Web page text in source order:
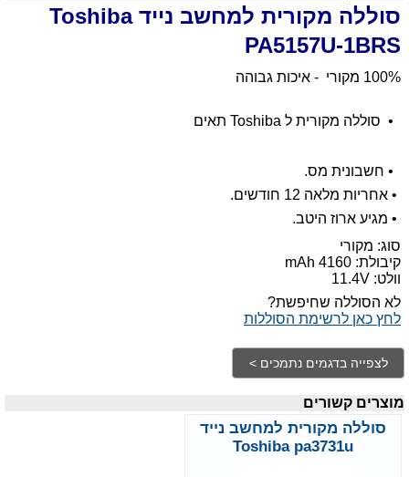
סוללה מקורית למחשב ניידToshiba
PA5157U-1BRS
100% מקורי - איכות גבוהה
• סוללה מקורית ל Toshiba תאים
• חשבונית מס.
• אחריות מלאה 12 חודשים.
• מגיע ארוז היטב.
סוג: מקורי
קיבולת: 4160 mAh
וולט: 11.4V
לא הסוללה שחיפשת?
לחץ כאן לרשימת הסוללות
מוצרים קשורים
סוללה מקורית למחשב נייד
Toshiba pa3731u